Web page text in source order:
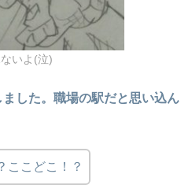
いよ(泣)
した。職場の駅だと思い込ん
ここどこ！？